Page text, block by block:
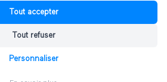
Repideodat
On ne naît pas aidant, on le devient,
Tout accepter
Tout refuser
Personnaliser